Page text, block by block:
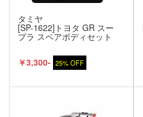
タミヤ
[SP-1622]トヨタ GR スー
プラ スペアボディセット
￥3,300- 25% OFF